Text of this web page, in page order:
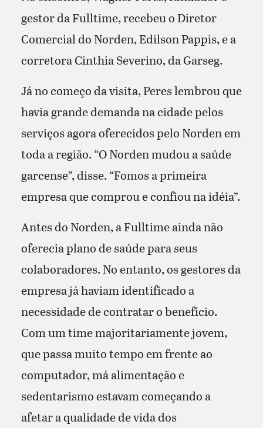
gestor da Fulltime, recebeu o Diretor
Comercial do Norden, Edilson Pappis, e a
corretora Cinthia Severino, da Garseg.
Já no começo da visita, Peres lembrou que
havia grande demanda na cidade pelos
serviços agora oferecidos pelo Norden em
toda a região. “O Norden mudou a saúde
garcense”, disse. “Fomos a primeira
empresa que comprou e confiou na idéia”.
Antes do Norden, a Fulltime ainda não
oferecia plano de saúde para seus
colaboradores. No entanto, os gestores da
empresa já haviam identificado a
necessidade de contratar o benefício.
Com um time majoritariamente jovem,
que passa muito tempo em frente ao
computador, má alimentação e
sedentarismo estavam começando a
afetar a qualidade de vida dos